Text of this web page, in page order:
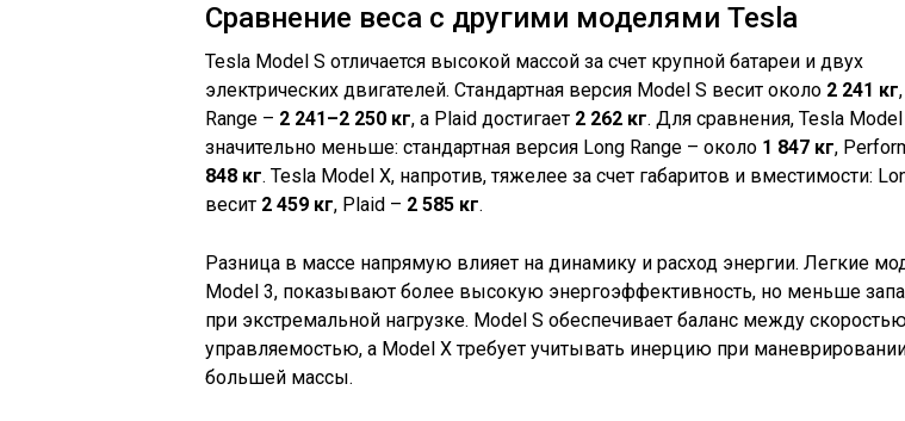
Сравнение веса с другими моделями Tesla
Tesla Model S отличается высокой массой за счет крупной батареи и двух
электрических двигателей. Стандартная версия Model S весит около 2 241 кг
Range – 2 241–2 250 кг, а Plaid достигает 2 262 кг. Для сравнения, Tesla
значительно меньше: стандартная версия Long Range – около 1 847 кг,
848 кг. Tesla Model X, напротив, тяжелее за счет габаритов и вместимости:
весит 2 459 кг, Plaid – 2 585 кг.
Разница в массе напрямую влияет на динамику и расход энергии. Легкие
Model 3, показывают более высокую энергоэффективность, но меньше
при экстремальной нагрузке. Model S обеспечивает баланс между
управляемостью, а Model X требует учитывать инерцию при
большей массы.